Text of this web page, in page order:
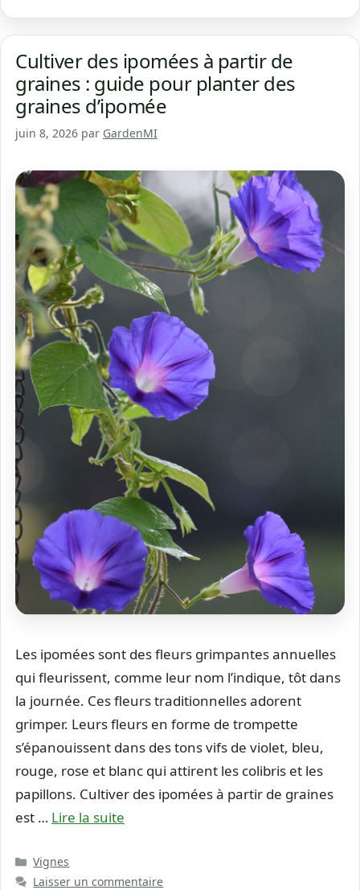
Cultiver des ipomées à partir de
graines : guide pour planter des
graines d’ipomée
juin 8, 2026 par GardenMI
Les ipomées sont des fleurs grimpantes annuelles
qui fleurissent, comme leur nom l’indique, tôt dans
la journée. Ces fleurs traditionnelles adorent
grimper. Leurs fleurs en forme de trompette
s’épanouissent dans des tons vifs de violet, bleu,
rouge, rose et blanc qui attirent les colibris et les
papillons. Cultiver des ipomées à partir de graines
est … Lire la suite
Catégories
Vignes
Laisser un commentaire